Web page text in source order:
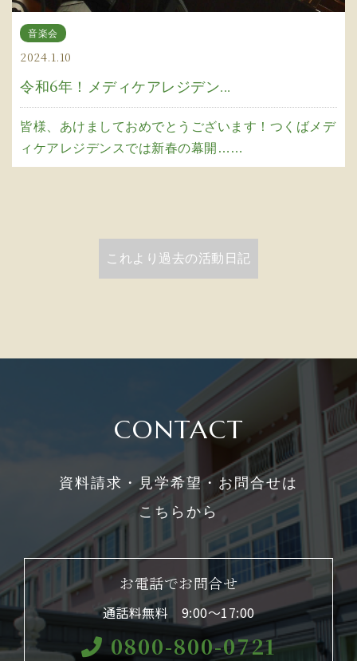
音楽会
2024.1.10
令和6年！メディケアレジデン...
皆様、あけましておめでとうございます！つくばメデ
ィケアレジデンスでは新春の幕開……
これより過去の活動日記
CONTACT
資料請求・見学希望・お問合せは
こちらから
お電話でお問合せ
通話料無料 9:00〜17:00
0800-800-0721